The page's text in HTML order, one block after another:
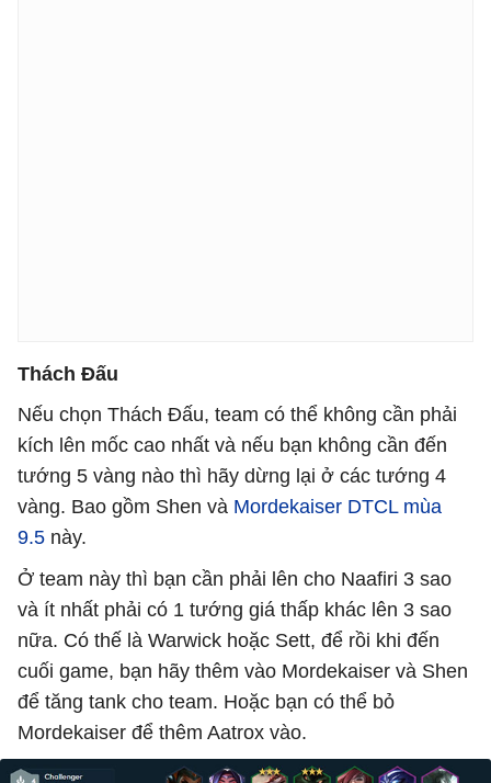
Thách Đấu
Nếu chọn Thách Đấu, team có thể không cần phải
kích lên mốc cao nhất và nếu bạn không cần đến
tướng 5 vàng nào thì hãy dừng lại ở các tướng 4
vàng. Bao gồm Shen và Mordekaiser DTCL mùa
9.5 này.
Ở team này thì bạn cần phải lên cho Naafiri 3 sao
và ít nhất phải có 1 tướng giá thấp khác lên 3 sao
nữa. Có thế là Warwick hoặc Sett, để rồi khi đến
cuối game, bạn hãy thêm vào Mordekaiser và Shen
để tăng tank cho team. Hoặc bạn có thể bỏ
Mordekaiser để thêm Aatrox vào.